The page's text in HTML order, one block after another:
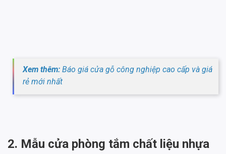
Xem thêm: Báo giá cửa gỗ công nghiệp cao cấp và giá
rẻ mới nhất
2. Mẫu cửa phòng tắm chất liệu nhựa